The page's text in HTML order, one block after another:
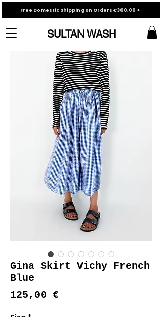
SULTAN WASH
Free Domestic Shipping on Orders €300,00 +
Gina Skirt Vichy French
Blue
125,00 €Prix